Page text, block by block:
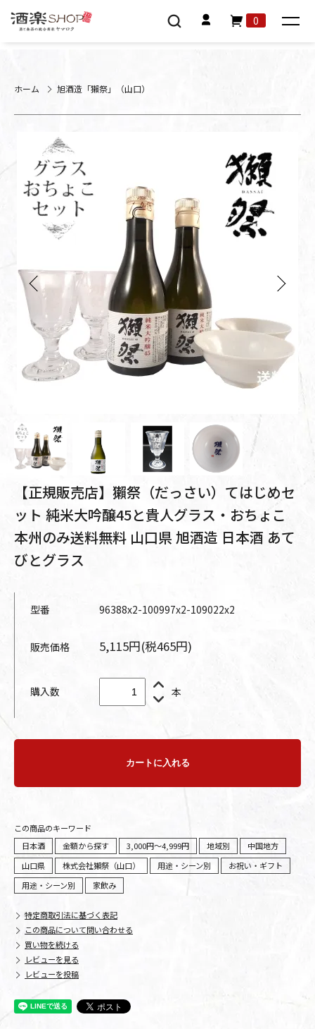
0
ホーム 旭酒造「獺祭」（山口）
Previous Next
【正規販売店】獺祭（だっさい）てはじめセ
ット 純米大吟醸45と貴人グラス・おちょこ
本州のみ送料無料 山口県 旭酒造 日本酒 あて
びとグラス
型番 96388x2-100997x2-109022x2
販売価格 5,115円(税465円)
購入数 本
カートに入れる
この商品のキーワード
日本酒
金額から探す 3,000円～4,999円 地域別
中国地方
山口県
株式会社獺祭（山口） 用途・シーン別
お祝い・ギフト
用途・シーン別
家飲み
特定商取引法に基づく表記
この商品について問い合わせる
買い物を続ける
レビューを見る
レビューを投稿